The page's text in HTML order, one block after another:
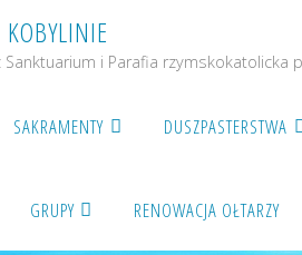
KOBYL INIE
i Parafia rzymskokatolicka
SAKRAMENTY DUSZPASTERSTWA
GRUPY RENOWACJA OŁTARZY
POKÓJ I